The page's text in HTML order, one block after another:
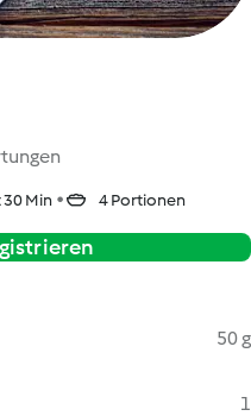
Min 4 Portionen
50 g
1